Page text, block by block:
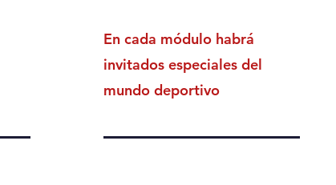
En cada módulo habrá
invitados especiales del
mundo deportivo